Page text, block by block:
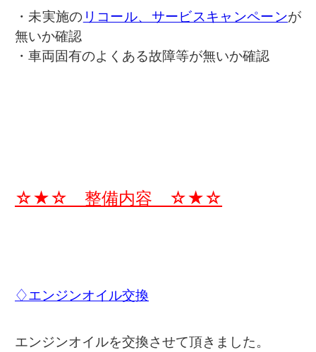
・未実施の リコール、サービスキャンペーンが
無いか確認
・車両固有のよくある故障等が無いか確認
☆★☆ 整備内容 ☆★☆
♢エンジンオイル交換
エンジンオイルを交換させて頂きました。